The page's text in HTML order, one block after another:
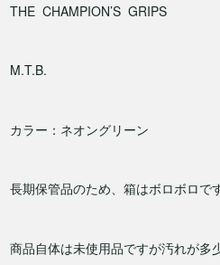
THE CHAMPION’S GRIPS
M.T.B.
カラー：ネオングリーン
長期保管品のため、箱はボロボロです
商品自体は未使用品ですが汚れが多